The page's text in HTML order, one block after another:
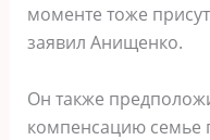
моменте тоже
заявил Анищенко.
Он также
компенсацию семье